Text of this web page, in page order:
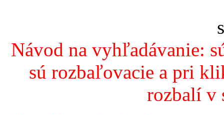
Návod na vyhľadávanie:
sú rozbaľovacie a pri
rozbalí v